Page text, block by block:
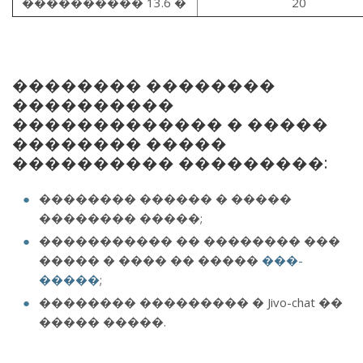
�������� ��������
����������
������������� � �����
�������� �����
���������� ���������:
�������� ������ � �����
�������� �����;
����������� �� �������� ���
����� � ���� �� ����� ���-
�����;
�������� ��������� � Jivo-chat ��
����� �����.